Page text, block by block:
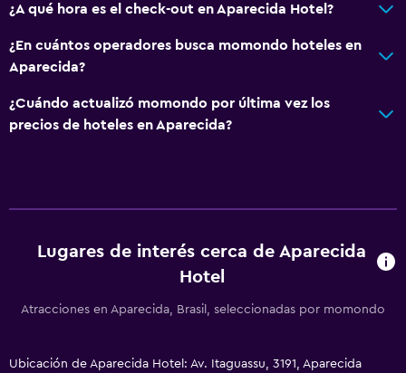
¿A qué hora es el check-out en Aparecida Hotel?
¿En cuántos operadores busca momondo hoteles en
Aparecida?
¿Cuándo actualizó momondo por última vez los
precios de hoteles en Aparecida?
Lugares de interés cerca de Aparecida
Hotel
Atracciones en Aparecida, Brasil, seleccionadas por momondo
Ubicación de Aparecida Hotel: Av. Itaguassu, 3191, Aparecida